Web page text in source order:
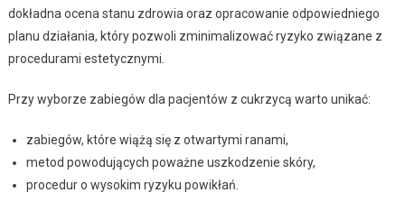
dokładna ocena stanu zdrowia oraz opracowanie odpowiedniego
planu działania, który pozwoli zminimalizować ryzyko związane z
procedurami estetycznymi.
Przy wyborze zabiegów dla pacjentów z cukrzycą warto unikać:
zabiegów, które wiążą się z otwartymi ranami,
metod powodujących poważne uszkodzenie skóry,
procedur o wysokim ryzyku powikłań.